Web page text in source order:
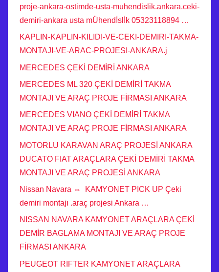
proje-ankara-ostimde-usta-muhendislik.ankara.ceki-
demiri-ankara usta mÜhendİslİk 05323118894 …
KAPLIN-KAPLIN-KILIDI-VE-CEKI-DEMIRI-TAKMA-
MONTAJI-VE-ARAC-PROJESI-ANKARA.j
MERCEDES ÇEKİ DEMİRİ ANKARA
MERCEDES ML 320 ÇEKİ DEMİRİ TAKMA
MONTAJI VE ARAÇ PROJE FİRMASI ANKARA
MERCEDES VIANO ÇEKİ DEMİRİ TAKMA
MONTAJI VE ARAÇ PROJE FİRMASI ANKARA
MOTORLU KARAVAN ARAÇ PROJESİ ANKARA
DUCATO FIAT ARAÇLARA ÇEKİ DEMİRİ TAKMA
MONTAJI VE ARAÇ PROJESİ ANKARA
Nissan Navara ⇔ KAMYONET PICK UP Çeki
demiri montajı .araç projesi Ankara …
NISSAN NAVARA KAMYONET ARAÇLARA ÇEKİ
DEMİR BAGLAMA MONTAJI VE ARAÇ PROJE
FİRMASI ANKARA
PEUGEOT RIFTER KAMYONET ARAÇLARA